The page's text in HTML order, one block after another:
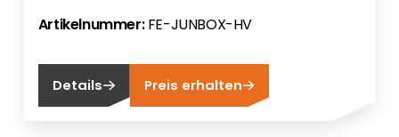
Artikelnummer:FE-JUNBOX-HV
Details Preis erhalten